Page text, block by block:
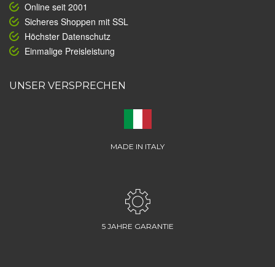
Online seit 2001
Sicheres Shoppen mit SSL
Höchster Datenschutz
Einmalige Preisleistung
UNSER VERSPRECHEN
MADE IN ITALY
5 JAHRE GARANTIE